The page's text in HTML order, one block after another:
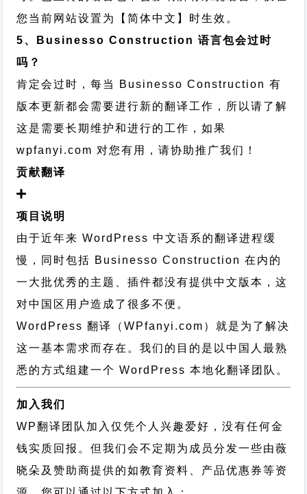
您当前网站设置为【简体中文】时生效。
5、Businesso Construction 语言包会过时
吗？
肯定会过时，每当 Businesso Construction 有
版本更新都会需要进行新的翻译工作，所以请了解
这是需要长期维护和进行的工作，如果
wpfanyi.com 对您有用，请协助推广我们！
贡献翻译
项目说明
由于近年来 WordPress 中文语系的翻译进程缓
慢，同时包括 Businesso Construction 在内的
一大批优秀的主题、插件都没有提供中文版本，这
对中国区用户造成了很多不便。
WordPress 翻译（WPfanyi.com） 就是为了解决
这一基本需求而存在。我们的目的是以中国人最熟
悉的方式组建一个 WordPress 本地化翻译团队。
加入我们
WP翻译团队加入仅凭个人兴趣爱好，没有任何金
钱实质回报。但我们会不定期为成员分发一些由薇
晓朵及赞助商提供的如教育资料、产品优惠券等资